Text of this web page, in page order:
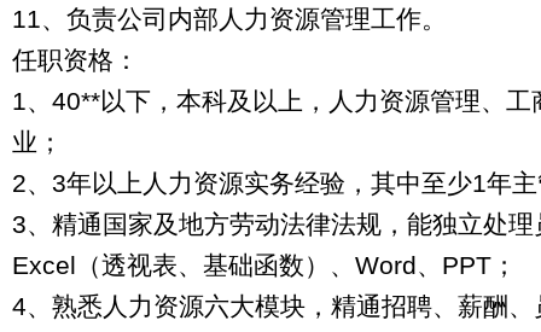
11、负责公司内部人力资源管理工作。
任职资格：
1、40**以下，本科及以上，人力资源管理、
业；
2、3年以上人力资源实务经验，其中至少1年
3、精通国家及地方劳动法律法规，能独立处
Excel（透视表、基础函数）、Word、PPT；
4、熟悉人力资源六大模块，精通招聘、薪酬